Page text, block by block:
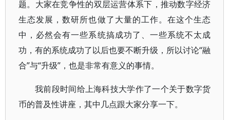
题。大家在竞争性的双层运营体系下，推动数字经济
生态发展，数研所也做了大量的工作。在这个生态
中，必然会有一些系统搞成功了、一些系统不太成
功，有的系统成功了以后也要不断升级，所以讨论“融
合”与“升级”，也是非常有意义的事情。
我前段时间给上海科技大学作了一个关于数字货
币的普及性讲座，其中几点跟大家分享一下。